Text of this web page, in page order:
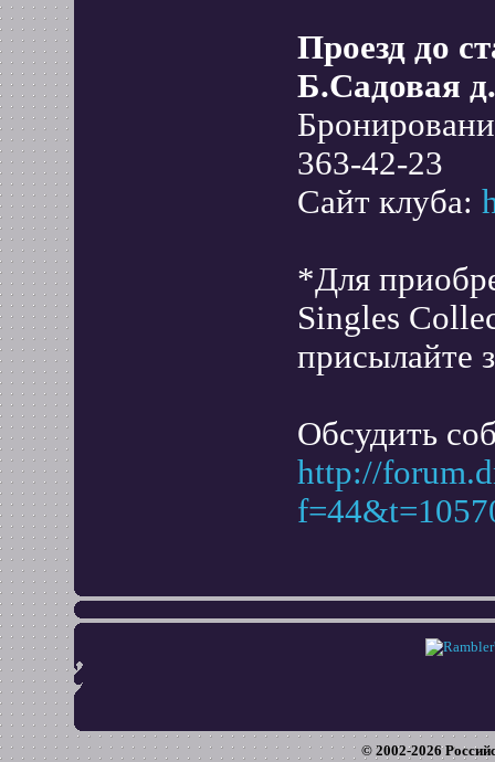
Проезд до
Б.Садовая
363-42-23
Сайт клуба:
*Для
Singles
присылайте
Обсудить
http://
© 2002-2026